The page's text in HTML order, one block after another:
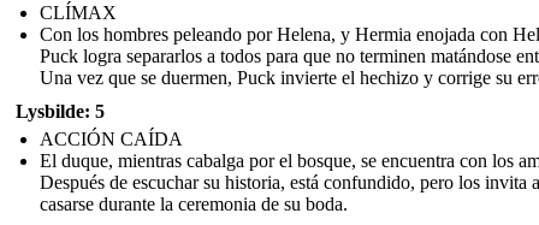
CLÍMAX
Con los hombres peleando por Helena, y Hermia enojada con
Puck logra separarlos a todos para que no terminen matándose
Una vez que se duermen, Puck invierte el hechizo y corrige su
Lysbilde: 5
ACCIÓN CAÍDA
El duque, mientras cabalga por el bosque, se encuentra con los
Después de escuchar su historia, está confundido, pero los invita a
casarse durante la ceremonia de su boda.